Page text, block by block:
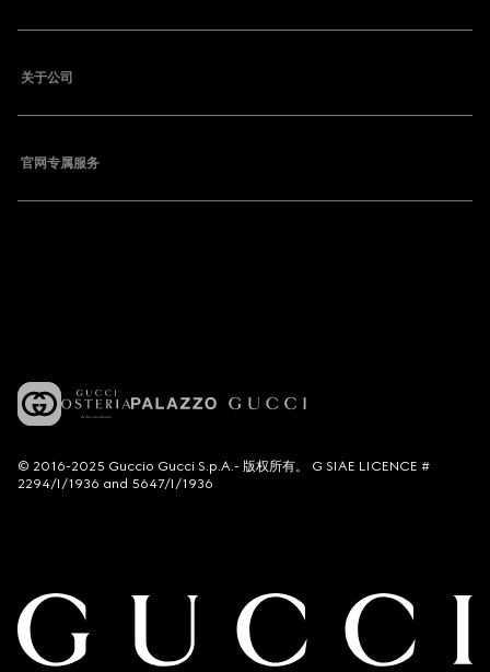
关于公司
官网专属服务
© 2016-2025 Guccio Gucci S.p.A.- 版权所有。 G SIAE LICENCE #
2294/I/1936 and 5647/I/1936